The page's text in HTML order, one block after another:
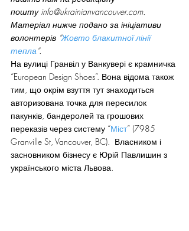
пошту info@ukrainianvancouver.com.
Матеріал нижче подано за ініціативи
волонтерів “Жовто блакитної лінії
тепла“.
На вулиці Гранвіл у Ванкувері є крамничка
“European Design Shoes”. Вона відома також
тим, що окрім взуття тут знаходиться
авторизована точка для пересилок
пакунків, бандеролей та грошових
переказів через систему “Міст” (7985
Granville St, Vancouver, BC).  Власником і
засновником бізнесу є Юрій Павлишин з
українського міста Львова.